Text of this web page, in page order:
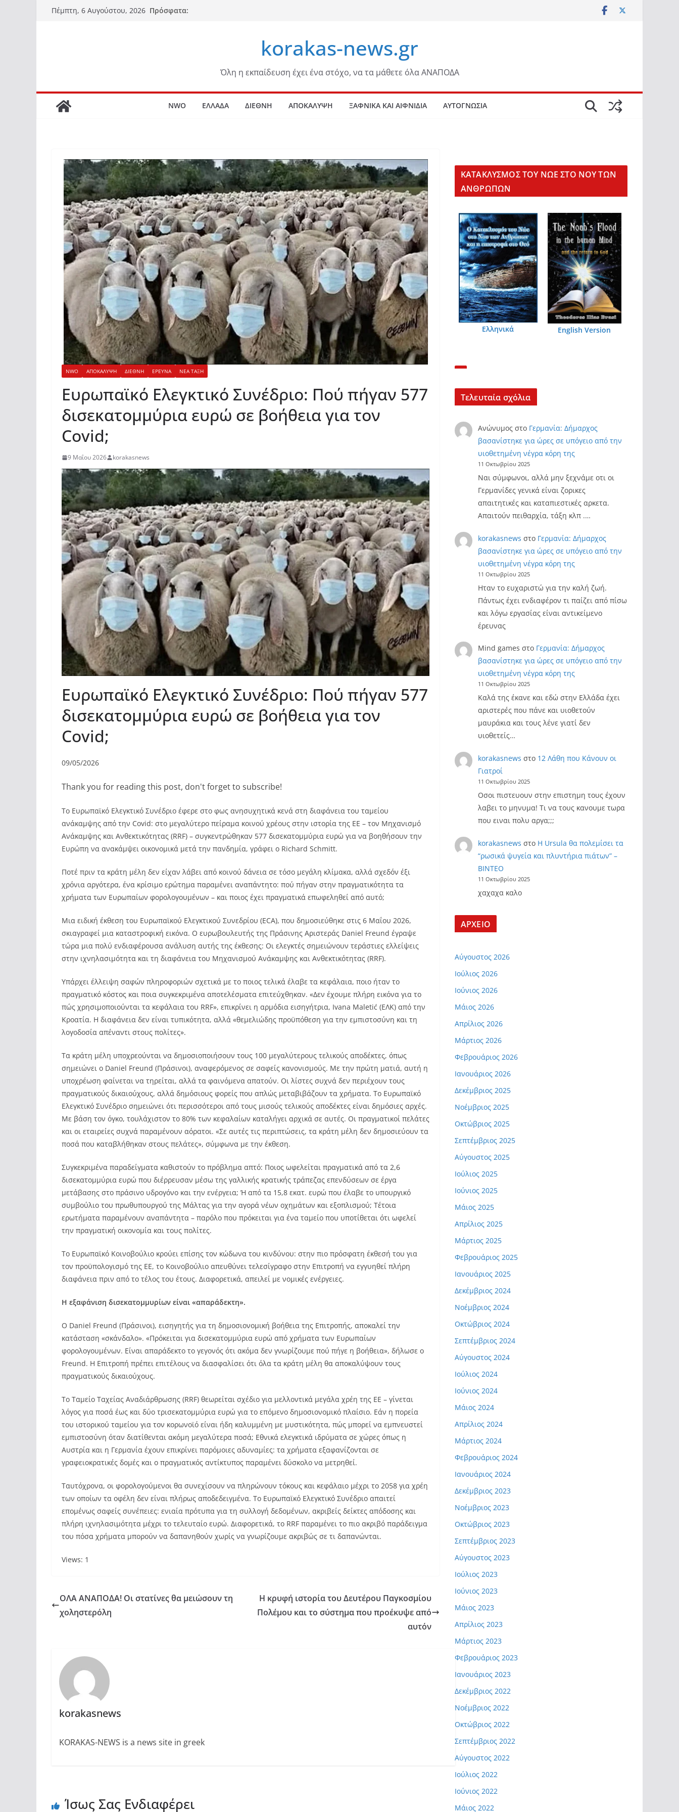
Μετάβαση
Πέμπτη, 6 Αυγούστου, 2026 Πρόσφατα:
korakas-news.gr
Όλη η εκπαίδευση έχει ένα στόχο, να τα μάθετε όλα ΑΝΑΠΟΔΑ
NWO ΕΛΛΑΔΑ ΔΙΕΘΝΗ ΑΠΟΚΑΛΥΨΗ ΞΑΦΝΙΚΑ ΚΑΙ ΑΙΦΝΙΔΙΑ ΑΥΤΟΓΝΩΣΙΑ
NWO ΑΠΟΚΑΛΥΨΗ ΔΙΕΘΝΗ ΕΡΕΥΝΑ ΝΕΑ ΤΑΞΗ
Ευρωπαϊκό Ελεγκτικό Συνέδριο: Πού πήγαν 577
δισεκατομμύρια ευρώ σε βοήθεια για τον
Covid;
9 Μαΐου 2026 korakasnews
Ευρωπαϊκό Ελεγκτικό Συνέδριο: Πού πήγαν 577
δισεκατομμύρια ευρώ σε βοήθεια για τον
Covid;
09/05/2026
Thank you for reading this post, don't forget to subscribe!
Το Ευρωπαϊκό Ελεγκτικό Συνέδριο έφερε στο φως ανησυχητικά κενά στη διαφάνεια του ταμείου
ανάκαμψης από την Covid: στο μεγαλύτερο πείραμα κοινού χρέους στην ιστορία της ΕΕ – τον Μηχανισμό
Ανάκαμψης και Ανθεκτικότητας (RRF) – συγκεντρώθηκαν 577 δισεκατομμύρια ευρώ για να βοηθήσουν την
Ευρώπη να ανακάμψει οικονομικά μετά την πανδημία, γράφει ο Richard Schmitt.
Ποτέ πριν τα κράτη μέλη δεν είχαν λάβει από κοινού δάνεια σε τόσο μεγάλη κλίμακα, αλλά σχεδόν έξι
χρόνια αργότερα, ένα κρίσιμο ερώτημα παραμένει αναπάντητο: πού πήγαν στην πραγματικότητα τα
χρήματα των Ευρωπαίων φορολογουμένων – και ποιος έχει πραγματικά επωφεληθεί από αυτό;
Μια ειδική έκθεση του Ευρωπαϊκού Ελεγκτικού Συνεδρίου (ECA), που δημοσιεύθηκε στις 6 Μαΐου 2026,
σκιαγραφεί μια καταστροφική εικόνα. Ο ευρωβουλευτής της Πράσινης Αριστεράς Daniel Freund έγραψε
τώρα μια πολύ ενδιαφέρουσα ανάλυση αυτής της έκθεσης: Οι ελεγκτές σημειώνουν τεράστιες ελλείψεις
στην ιχνηλασιμότητα και τη διαφάνεια του Μηχανισμού Ανάκαμψης και Ανθεκτικότητας (RRF).
Υπάρχει έλλειψη σαφών πληροφοριών σχετικά με το ποιος τελικά έλαβε τα κεφάλαια, ποιο ήταν το
πραγματικό κόστος και ποια συγκεκριμένα αποτελέσματα επιτεύχθηκαν. «Δεν έχουμε πλήρη εικόνα για το
πώς χρησιμοποιούνται τα κεφάλαια του RRF», επικρίνει η αρμόδια εισηγήτρια, Ivana Maletić (ΕΛΚ) από την
Κροατία. Η διαφάνεια δεν είναι τυπικότητα, αλλά «θεμελιώδης προϋπόθεση για την εμπιστοσύνη και τη
λογοδοσία απέναντι στους πολίτες».
Τα κράτη μέλη υποχρεούνται να δημοσιοποιήσουν τους 100 μεγαλύτερους τελικούς αποδέκτες, όπως
σημειώνει ο Daniel Freund (Πράσινοι), αναφερόμενος σε σαφείς κανονισμούς. Με την πρώτη ματιά, αυτή η
υποχρέωση φαίνεται να τηρείται, αλλά τα φαινόμενα απατούν. Οι λίστες συχνά δεν περιέχουν τους
πραγματικούς δικαιούχους, αλλά δημόσιους φορείς που απλώς μεταβιβάζουν τα χρήματα. Το Ευρωπαϊκό
Ελεγκτικό Συνέδριο σημειώνει ότι περισσότεροι από τους μισούς τελικούς αποδέκτες είναι δημόσιες αρχές.
Με βάση τον όγκο, τουλάχιστον το 80% των κεφαλαίων καταλήγει αρχικά σε αυτές. Οι πραγματικοί πελάτες
και οι εταιρείες συχνά παραμένουν αόρατοι. «Σε αυτές τις περιπτώσεις, τα κράτη μέλη δεν δημοσιεύουν τα
ποσά που καταβλήθηκαν στους πελάτες», σύμφωνα με την έκθεση.
Συγκεκριμένα παραδείγματα καθιστούν το πρόβλημα απτό: Ποιος ωφελείται πραγματικά από τα 2,6
δισεκατομμύρια ευρώ που διέρρευσαν μέσω της γαλλικής κρατικής τράπεζας επενδύσεων σε έργα
μετάβασης στο πράσινο υδρογόνο και την ενέργεια; Ή από τα 15,8 εκατ. ευρώ που έλαβε το υπουργικό
συμβούλιο του πρωθυπουργού της Μάλτας για την αγορά νέων οχημάτων και εξοπλισμού; Τέτοια
ερωτήματα παραμένουν αναπάντητα – παρόλο που πρόκειται για ένα ταμείο που υποτίθεται ότι ωφελεί
την πραγματική οικονομία και τους πολίτες.
Το Ευρωπαϊκό Κοινοβούλιο κρούει επίσης τον κώδωνα του κινδύνου: στην πιο πρόσφατη έκθεσή του για
τον προϋπολογισμό της ΕΕ, το Κοινοβούλιο απευθύνει τελεσίγραφο στην Επιτροπή να εγγυηθεί πλήρη
διαφάνεια πριν από το τέλος του έτους. Διαφορετικά, απειλεί με νομικές ενέργειες.
Η εξαφάνιση δισεκατομμυρίων είναι «απαράδεκτη».
Ο Daniel Freund (Πράσινοι), εισηγητής για τη δημοσιονομική βοήθεια της Επιτροπής, αποκαλεί την
κατάσταση «σκάνδαλο». «Πρόκειται για δισεκατομμύρια ευρώ από χρήματα των Ευρωπαίων
φορολογουμένων. Είναι απαράδεκτο το γεγονός ότι ακόμα δεν γνωρίζουμε πού πήγε η βοήθεια», δήλωσε ο
Freund. Η Επιτροπή πρέπει επιτέλους να διασφαλίσει ότι όλα τα κράτη μέλη θα αποκαλύψουν τους
πραγματικούς δικαιούχους.
Το Ταμείο Ταχείας Αναδιάρθρωσης (RRF) θεωρείται σχέδιο για μελλοντικά μεγάλα χρέη της ΕΕ – γίνεται
λόγος για ποσά έως και δύο τρισεκατομμύρια ευρώ για το επόμενο δημοσιονομικό πλαίσιο. Εάν η πορεία
του ιστορικού ταμείου για τον κορωνοϊό είναι ήδη καλυμμένη με μυστικότητα, πώς μπορεί να εμπνευστεί
εμπιστοσύνη όταν διατίθενται ακόμη μεγαλύτερα ποσά; Εθνικά ελεγκτικά ιδρύματα σε χώρες όπως η
Αυστρία και η Γερμανία έχουν επικρίνει παρόμοιες αδυναμίες: τα χρήματα εξαφανίζονται σε
γραφειοκρατικές δομές και ο πραγματικός αντίκτυπος παραμένει δύσκολο να μετρηθεί.
Ταυτόχρονα, οι φορολογούμενοι θα συνεχίσουν να πληρώνουν τόκους και κεφάλαιο μέχρι το 2058 για χρέη
των οποίων τα οφέλη δεν είναι πλήρως αποδεδειγμένα. Το Ευρωπαϊκό Ελεγκτικό Συνέδριο απαιτεί
επομένως σαφείς συνέπειες: ενιαία πρότυπα για τη συλλογή δεδομένων, ακριβείς δείκτες απόδοσης και
πλήρη ιχνηλασιμότητα μέχρι το τελευταίο ευρώ. Διαφορετικά, το RRF παραμένει το πιο ακριβό παράδειγμα
του πόσα χρήματα μπορούν να δαπανηθούν χωρίς να γνωρίζουμε ακριβώς σε τι δαπανώνται.
Views: 1
ΟΛΑ ΑΝΑΠΟΔΑ! Οι στατίνες θα μειώσουν τη
χοληστερόλη
Η κρυφή ιστορία του Δευτέρου Παγκοσμίου
Πολέμου και το σύστημα που προέκυψε από
αυτόν
korakasnews
KORAKAS-NEWS is a news site in greek
Ίσως Σας Ενδιαφέρει
KΑΤΑΚΛΥΣΜΟΣ ΤΟΥ ΝΩΕ ΣΤΟ ΝΟΥ ΤΩΝ
ΑΝΘΡΩΠΩΝ
Ελληνικά English Version
Τελευταία σχόλια
Ανώνυμοςστο Γερμανία: Δήμαρχος
βασανίστηκε για ώρες σε υπόγειο από την
υιοθετημένη νέγρα κόρη της
11 Οκτωβρίου 2025
Ναι σύμφωνοι, αλλά μην ξεχνάμε οτι οι
Γερμανίδες γενικά είναι ζορικες
απαιτητικές και καταπιεστικές αρκετα.
Απαιτούν πειθαρχία, τάξη κλπ .…
korakasnews στο Γερμανία: Δήμαρχος
βασανίστηκε για ώρες σε υπόγειο από την
υιοθετημένη νέγρα κόρη της
11 Οκτωβρίου 2025
Ηταν το ευχαριστώ για την καλή ζωή.
Πάντως έχει ενδιαφέρον τι παίζει από πίσω
και λόγω εργασίας είναι αντικείμενο
έρευνας
Mind games στο Γερμανία: Δήμαρχος
βασανίστηκε για ώρες σε υπόγειο από την
υιοθετημένη νέγρα κόρη της
11 Οκτωβρίου 2025
Καλά της έκανε και εδώ στην Ελλάδα έχει
αριστερές που πάνε και υιοθετούν
μαυράκια και τους λένε γιατί δεν
υιοθετείς…
korakasnews στο 12 Λάθη που Κάνουν οι
Γιατροί
11 Οκτωβρίου 2025
Οσοι πιστευουν στην επιστημη τους έχουν
λαβει το μηνυμα! Τι να τους κανουμε τωρα
που ειναι πολυ αργα;;;
korakasnews στο Η Ursula θα πολεμίσει τα
“ρωσικά ψυγεία και πλυντήρια πιάτων” –
ΒΙΝΤΕΟ
11 Οκτωβρίου 2025
χαχαχα καλο
ΑΡΧΕΙΟ
Αύγουστος 2026
Ιούλιος 2026
Ιούνιος 2026
Μάιος 2026
Απρίλιος 2026
Μάρτιος 2026
Φεβρουάριος 2026
Ιανουάριος 2026
Δεκέμβριος 2025
Νοέμβριος 2025
Οκτώβριος 2025
Σεπτέμβριος 2025
Αύγουστος 2025
Ιούλιος 2025
Ιούνιος 2025
Μάιος 2025
Απρίλιος 2025
Μάρτιος 2025
Φεβρουάριος 2025
Ιανουάριος 2025
Δεκέμβριος 2024
Νοέμβριος 2024
Οκτώβριος 2024
Σεπτέμβριος 2024
Αύγουστος 2024
Ιούλιος 2024
Ιούνιος 2024
Μάιος 2024
Απρίλιος 2024
Μάρτιος 2024
Φεβρουάριος 2024
Ιανουάριος 2024
Δεκέμβριος 2023
Νοέμβριος 2023
Οκτώβριος 2023
Σεπτέμβριος 2023
Αύγουστος 2023
Ιούλιος 2023
Ιούνιος 2023
Μάιος 2023
Απρίλιος 2023
Μάρτιος 2023
Φεβρουάριος 2023
Ιανουάριος 2023
Δεκέμβριος 2022
Νοέμβριος 2022
Οκτώβριος 2022
Σεπτέμβριος 2022
Αύγουστος 2022
Ιούλιος 2022
Ιούνιος 2022
Μάιος 2022